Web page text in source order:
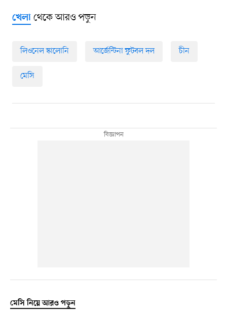
খেলাথেকে আরও পড়ুন
লিওনেল স্কালোনি আর্জেন্টিনা ফুটবল দল চীন
মেসি
মেসি নিয়ে আরও পড়ুন